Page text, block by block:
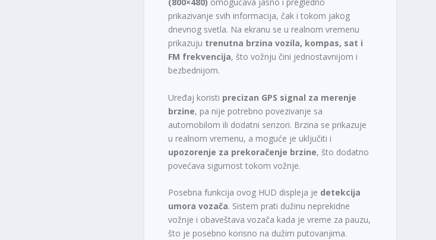
(800×480) omogućava jasno i pregledno
prikazivanje svih informacija, čak i tokom jakog
dnevnog svetla. Na ekranu se u realnom vremenu
prikazuju trenutna brzina vozila, kompas, sat i
FM frekvencija, što vožnju čini jednostavnijom i
bezbednijom.
Uređaj koristi precizan GPS signal za merenje
brzine, pa nije potrebno povezivanje sa
automobilom ili dodatni senzori. Brzina se prikazuje
u realnom vremenu, a moguće je uključiti i
upozorenje za prekoračenje brzine, što dodatno
povećava sigurnost tokom vožnje.
Posebna funkcija ovog HUD displeja je detekcija
umora vozača. Sistem prati dužinu neprekidne
vožnje i obaveštava vozača kada je vreme za pauzu,
što je posebno korisno na dužim putovanjima.